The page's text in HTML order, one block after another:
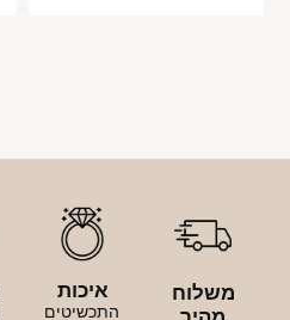
משלוח
איכות
התכשיטים